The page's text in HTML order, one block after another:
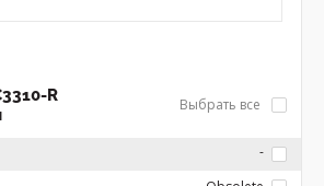
R
Выбрать все
-